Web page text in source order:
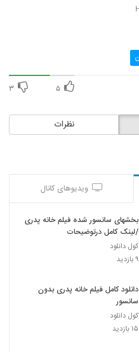
۵ ۳
نظرات
ویدیوهای کانال
بخشهای سانسور شده فیلم خانه پدری
/لینک کامل درتوضیحات
کول دانلود
۹ بازدید
دانلود کامل فیلم خانه پدری بدون
سانسور
کول دانلود
۱۵ بازدید